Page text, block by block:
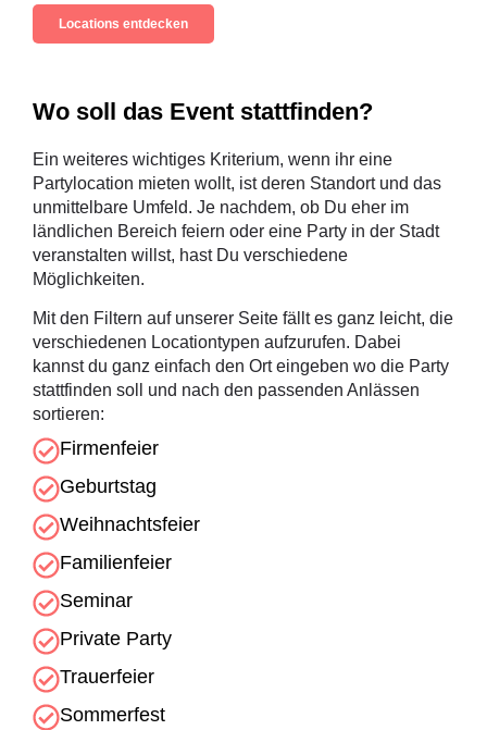
Locations entdecken
Wo soll das Event stattfinden?
Ein weiteres wichtiges Kriterium, wenn ihr eine
Partylocation mieten wollt, ist deren Standort und das
unmittelbare Umfeld. Je nachdem, ob Du eher im
ländlichen Bereich feiern oder eine Party in der Stadt
veranstalten willst, hast Du verschiedene
Möglichkeiten.
Mit den Filtern auf unserer Seite fällt es ganz leicht, die
verschiedenen Locationtypen aufzurufen. Dabei
kannst du ganz einfach den Ort eingeben wo die Party
stattfinden soll und nach den passenden Anlässen
sortieren:
Firmenfeier
Geburtstag
Weihnachtsfeier
Familienfeier
Seminar
Private Party
Trauerfeier
Sommerfest